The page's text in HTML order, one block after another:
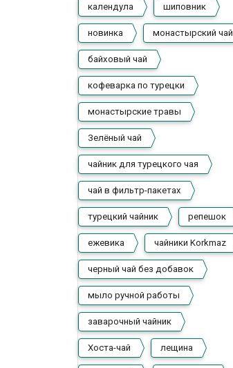
календула шиповник
новинка монастырский чай
байховый чай
кофеварка по турецки
монастырские травы
Зелёный чай
чайник для турецкого чая
чай в фильтр-пакетах
турецкий чайник репешок
ежевика чайники Korkmaz
черный чай без добавок
мыло ручной работы
заварочный чайник
Хоста-чай лещина